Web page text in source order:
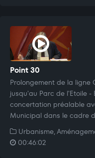
Point 30
Prolongement de la ligne
jusqu'au Parc de l'Etoile
concertation préalable
Municipal dans le cadre
Urbanisme,
00:46:02